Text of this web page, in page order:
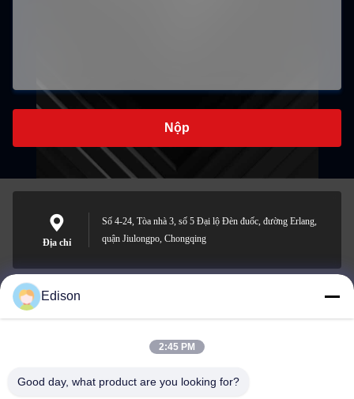
Nộp
Địa chỉ
Số 4-24, Tòa nhà 3, số 5 Đại lộ Đèn đuốc, đường Erlang,
quận Jiulongpo, Chongqing
edisonzhan666@163.com
Edison
2:45 PM
Good day, what product are you looking for?